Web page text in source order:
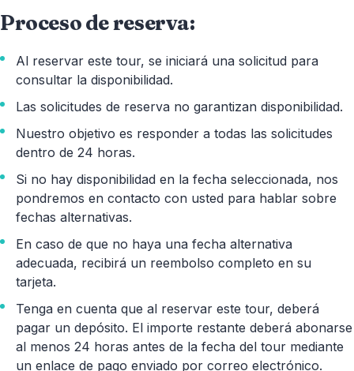
Proceso de reserva:
Al reservar este tour, se iniciará una solicitud para
consultar la disponibilidad.
Las solicitudes de reserva no garantizan disponibilidad.
Nuestro objetivo es responder a todas las solicitudes
dentro de 24 horas.
Si no hay disponibilidad en la fecha seleccionada, nos
pondremos en contacto con usted para hablar sobre
fechas alternativas.
En caso de que no haya una fecha alternativa
adecuada, recibirá un reembolso completo en su
tarjeta.
Tenga en cuenta que al reservar este tour, deberá
pagar un depósito. El importe restante deberá abonarse
al menos 24 horas antes de la fecha del tour mediante
un enlace de pago enviado por correo electrónico.